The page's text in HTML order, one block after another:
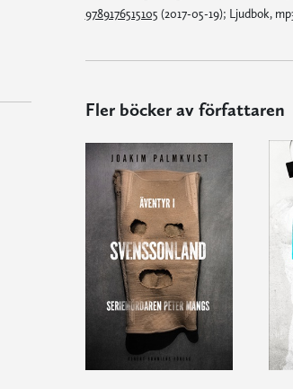
9789176515105 (2017-05-19); Ljudbok,
Fler böcker av författaren